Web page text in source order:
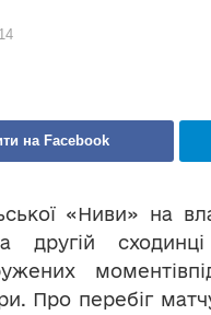
на Facebook
«Ниви» на
сходинці
Про перебіг